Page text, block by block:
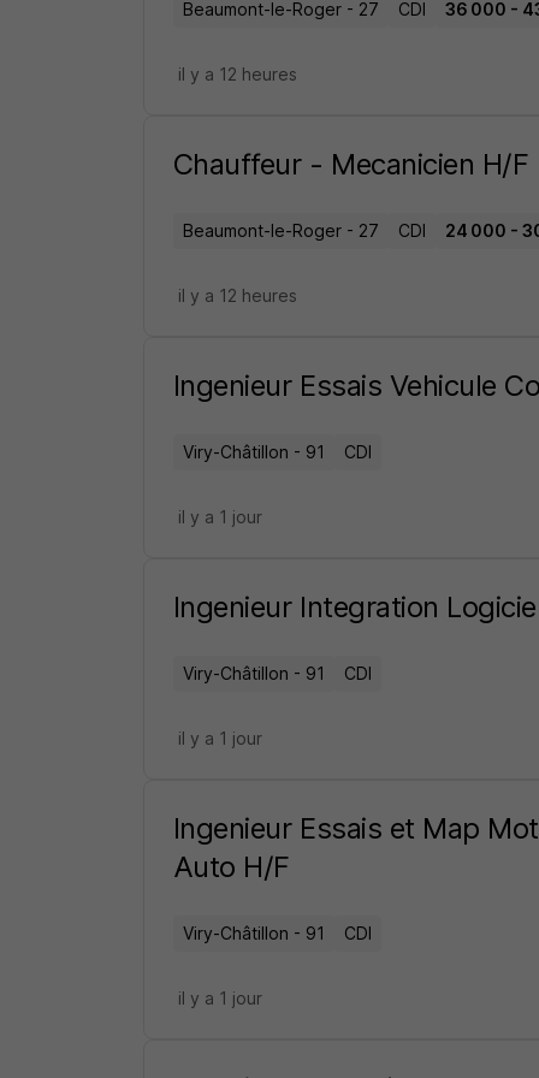
Beaumont-le-Roger - 27 CDI 36 000 -
il y a 12 heures
Chauffeur - Mecanicien H/F
Beaumont-le-Roger - 27 CDI 24 000 -
il y a 12 heures
Ingenieur Essais Vehicule
Viry-Châtillon - 91 CDI
il y a 1 jour
Ingenieur Integration
Viry-Châtillon - 91 CDI
il y a 1 jour
Ingenieur Essais et Map
Auto H/F
Viry-Châtillon - 91 CDI
il y a 1 jour